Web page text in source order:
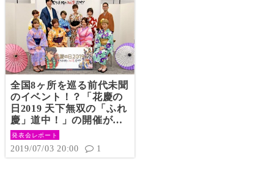
全国8ヶ所を巡る前代未聞
のイベント！？「花慶の
⽇2019 天下無双の「ふれ
慶」道中！」の開催が決
定！！【発表会レポー
ト】
発表会レポート
2019/07/03 20:00 1